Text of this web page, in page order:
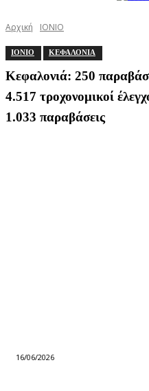
Αρχική ΙΟΝΙΟ
ΙΟΝΙΟ ΚΕΦΑΛΟΝΙΑ
Κεφαλονιά: 250
4.517 τροχονομικοί
1.033 παραβάσεις
16/06/2026